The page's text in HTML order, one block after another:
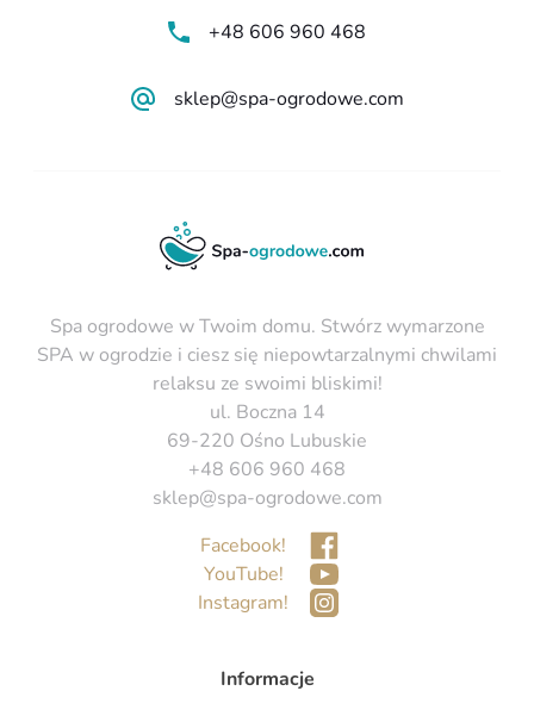
+48 606 960 468
sklep@spa-ogrodowe.com
Spa ogrodowe w Twoim domu. Stwórz wymarzone
SPA w ogrodzie i ciesz się niepowtarzalnymi chwilami
relaksu ze swoimi bliskimi!
ul. Boczna 14
69-220 Ośno Lubuskie
+48 606 960 468
sklep@spa-ogrodowe.com
Facebook!
YouTube!
Instagram!
Informacje